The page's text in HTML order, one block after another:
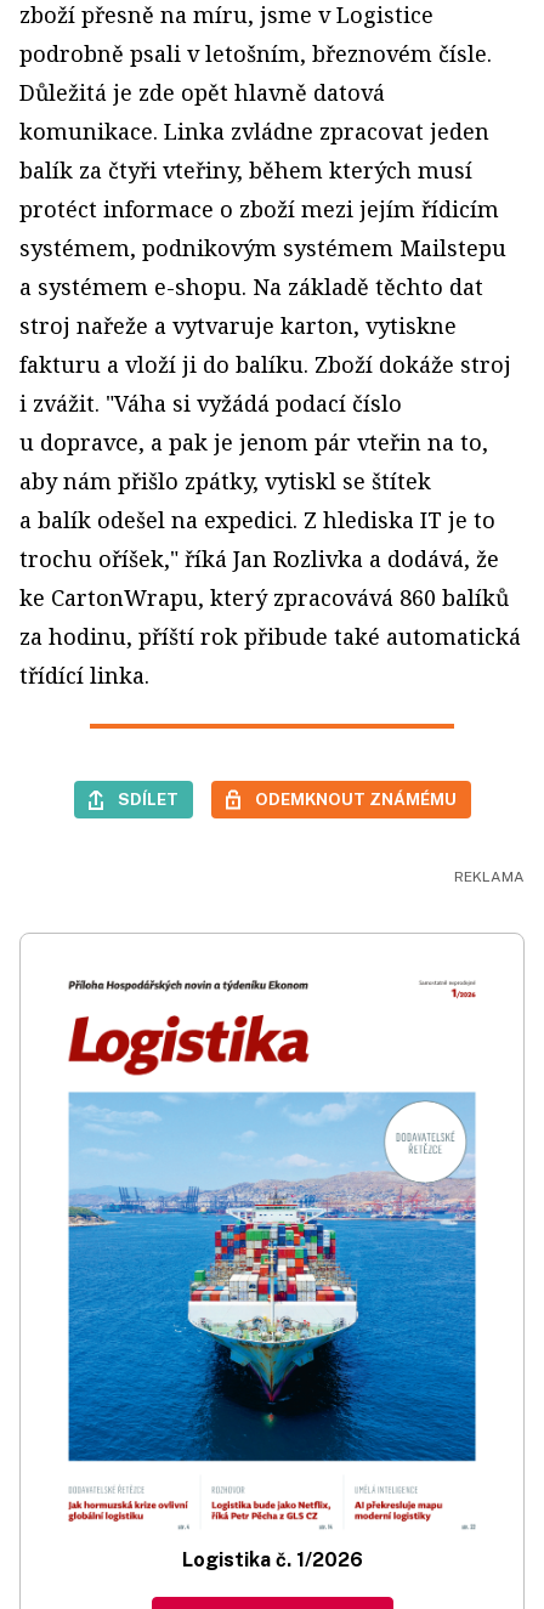
zboží přesně na míru, jsme v Logistice
podrobně psali v letošním, březnovém čísle.
Důležitá je zde opět hlavně datová
komunikace. Linka zvládne zpracovat jeden
balík za čtyři vteřiny, během kterých musí
protéct informace o zboží mezi jejím řídicím
systémem, podnikovým systémem Mailstepu
a systémem e-shopu. Na základě těchto dat
stroj nařeže a vytvaruje karton, vytiskne
fakturu a vloží ji do balíku. Zboží dokáže stroj
i zvážit. "Váha si vyžádá podací číslo
u dopravce, a pak je jenom pár vteřin na to,
aby nám přišlo zpátky, vytiskl se štítek
a balík odešel na expedici. Z hlediska IT je to
trochu oříšek," říká Jan Rozlivka a dodává, že
ke CartonWrapu, který zpracovává 860 balíků
za hodinu, příští rok přibude také automatická
třídící linka.
SDÍLET ODEMKNOUT ZNÁMÉMU
Logistika č. 1/2026